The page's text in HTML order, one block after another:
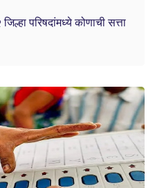
परिषदांमध्ये कोणाची सत्ता